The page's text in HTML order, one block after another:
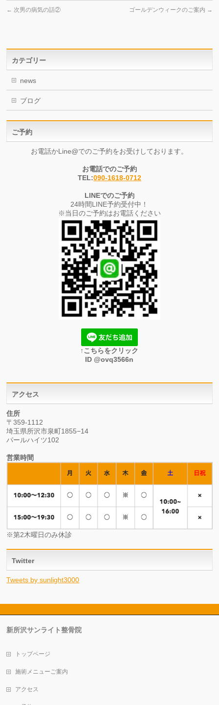
← 次男の病気の話② ゴールデンウィークのご案内 →
カテゴリー
news
ブログ
ご予約
お電話かLine@でのご予約をお受けしております。
お電話でのご予約
TEL:090-1618-0712
LINEでのご予約
24時間LINE予約受付中！
※当日のご予約はお電話ください
↑こちらをクリック
ID @ovq3566n
アクセス
住所
〒359-1112
埼玉県所沢市泉町1855−14
パールハイツ102
営業時間
※第2木曜日のみ休診
Twitter
Tweets by sunlight3000
新所沢サンライト整骨院
トップページ
施術メニューご案内
アクセス